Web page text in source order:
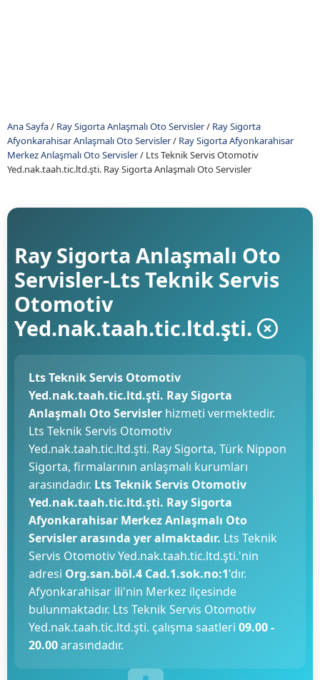
Ana Sayfa/ Ray Sigorta Anlaşmalı Oto Servisler/ Ray Sigorta
Afyonkarahisar Anlaşmalı Oto Servisler/ Ray Sigorta Afyonkarahisar
Merkez Anlaşmalı Oto Servisler/ Lts Teknik Servis Otomotiv
Yed.nak.taah.tic.ltd.şti. Ray Sigorta Anlaşmalı Oto Servisler
Ray Sigorta Anlaşmalı Oto
Servisler-Lts Teknik Servis
Otomotiv
Yed.nak.taah.tic.ltd.şti.
Lts Teknik Servis Otomotiv
Yed.nak.taah.tic.ltd.şti. Ray Sigorta
Anlaşmalı Oto Servisler hizmeti vermektedir.
Lts Teknik Servis Otomotiv
Yed.nak.taah.tic.ltd.şti. Ray Sigorta, Türk Nippon
Sigorta, firmalarının anlaşmalı kurumları
arasındadır. Lts Teknik Servis Otomotiv
Yed.nak.taah.tic.ltd.şti. Ray Sigorta
Afyonkarahisar Merkez Anlaşmalı Oto
Servisler arasında yer almaktadır. Lts Teknik
Servis Otomotiv Yed.nak.taah.tic.ltd.şti.'nin
adresi Org.san.böl.4 Cad.1.sok.no:1'dır.
Afyonkarahisar ili'nin Merkez ilçesinde
bulunmaktadır. Lts Teknik Servis Otomotiv
Yed.nak.taah.tic.ltd.şti. çalışma saatleri 09.00 -
20.00arasındadır.